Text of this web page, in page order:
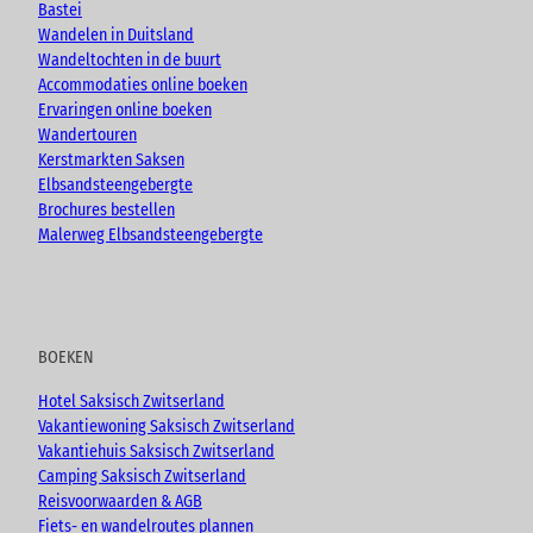
e
o
k
a
m
Bastei
Wandelen in Duitsland
Wandeltochten in de buurt
Accommodaties online boeken
Ervaringen online boeken
Wandertouren
Kerstmarkten Saksen
Elbsandsteengebergte
Brochures bestellen
Malerweg Elbsandsteengebergte
BOEKEN
Hotel Saksisch Zwitserland
Vakantiewoning Saksisch Zwitserland
Vakantiehuis Saksisch Zwitserland
Camping Saksisch Zwitserland
Reisvoorwaarden & AGB
Fiets- en wandelroutes plannen